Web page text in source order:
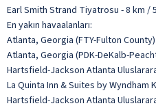
Earl Smith Strand Tiyatrosu - 8 km /
En yakın havaalanları:
Atlanta, Georgia (FTY-Fulton
Atlanta, Georgia (PDK-DeKalb-
Hartsfield-Jackson Atlanta
La Quinta Inn & Suites by Wyndham
Hartsfield-Jackson Atlanta